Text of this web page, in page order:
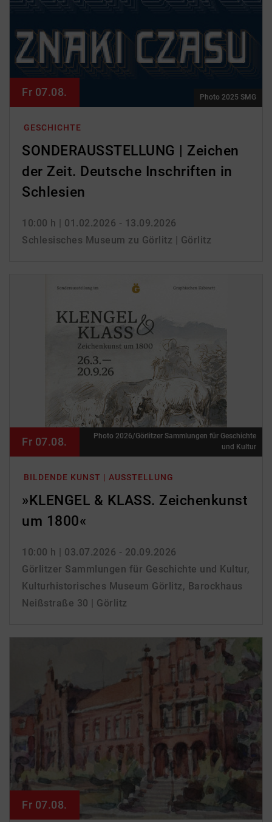
GESCHICHTE
SONDERAUSSTELLUNG | Zeichen
der Zeit. Deutsche Inschriften in
Schlesien
10:00 h | 01.02.2026 - 13.09.2026
Schlesisches Museum zu Görlitz | Görlitz
Fr 07.08. Photo 2025 SMG
BILDENDE KUNST | AUSSTELLUNG
»KLENGEL & KLASS. Zeichenkunst
um 1800«
10:00 h | 03.07.2026 - 20.09.2026
Görlitzer Sammlungen für Geschichte und Kultur,
Kulturhistorisches Museum Görlitz, Barockhaus
Neißstraße 30 | Görlitz
Fr 07.08.
Photo 2026/Görlitzer Sammlungen für Geschichte
und Kultur
Fr 07.08.